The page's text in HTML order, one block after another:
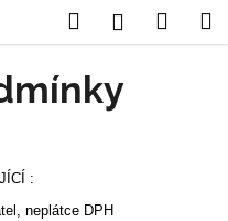
HledatPřihlášení
:
neplátce DPH